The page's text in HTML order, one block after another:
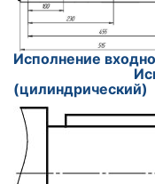
Исполнение
(цилиндрический)